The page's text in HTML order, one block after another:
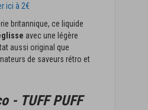
ici à 2€
britannique, ce liquide
avec une légère
aussi original que
de saveurs rétro et
- TUFF PUFF